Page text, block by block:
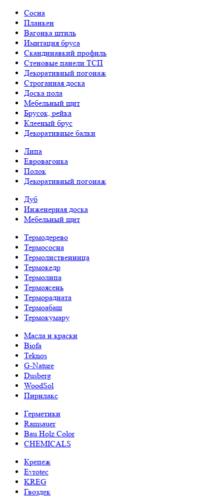
Сосна
Планкен
Вагонка штиль
Имитация бруса
Скандинавкий профиль
Стеновые панели ТСП
Декоративный погонаж
Строганная доска
Доска пола
Мебельный щит
Брусок, рейка
Клееный брус
Декоративные балки
Липа
Евровагонка
Полок
Декоративный погонаж
Дуб
Инженерная доска
Мебельный щит
Термодерево
Термососна
Термолиственница
Термокедр
Термолипа
Термоясень
Терморадиата
Термоабаш
Термокумару
Масла и краски
Biofa
Teknos
G-Nature
Dusberg
WoodSol
Пирилакс
Герметики
Ramsauer
Bau Holz Color
CHEMICALS
Крепеж
Evrotec
KREG
Гвоздек